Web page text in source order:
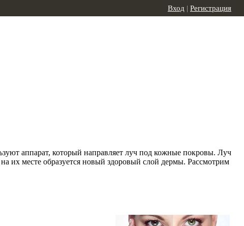
Вход | Регистрация
аппарат, который направляет луч под кожные покровы. Луч
их месте образуется новый здоровый слой дермы. Рассмотрим